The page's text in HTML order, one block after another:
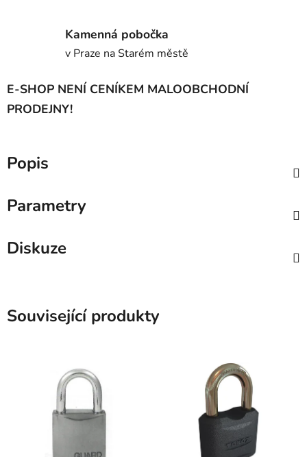
Kamenná pobočka
v Praze na Starém městě
E-SHOP NENÍ CENÍKEM MALOOBCHODNÍ
PRODEJNY!
Popis
Parametry
Diskuze
Související produkty